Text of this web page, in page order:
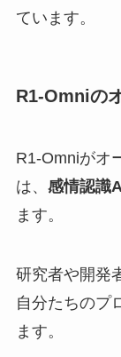
ています。
R1-Omniの
R1-Omniがオ
は、 感情認識
ます。
研究者や開発
自分たちのプ
ます。